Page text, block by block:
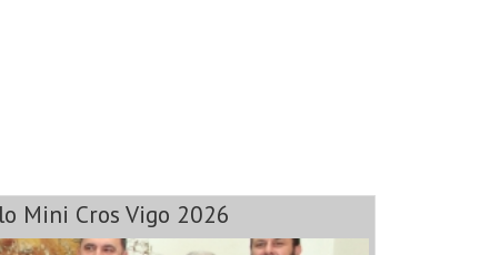
Mini Cros Vigo 2026